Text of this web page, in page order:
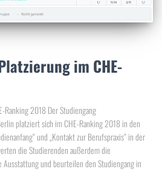
im CHE-
Ranking 2018 Der Studiengang
platziert sich im CHE-Ranking 2018 in den
und „Kontakt zur Berufspraxis“ in der
die Studierenden außerdem die
und beurteilen den Studiengang in